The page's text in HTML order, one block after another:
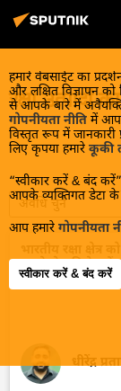
हमारे वेबसाईट का
और लक्षित विज्ञापन
से आपके बारे में
गोपनीयता नीति में
विस्तृत रूप में जानकारी
लिए कृपया हमारे कूकी
“स्वीकार करें & बंद
आपके व्यक्तिगत डेटा के
आप हमारे गोपनीयता
स्वीकार करें & बंद करें
रक्षा उत्पादों
अवधि चुनें
एयरोस्पेस
धीरेंद्र